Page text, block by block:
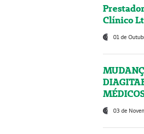
Clínico
01 de
03 de